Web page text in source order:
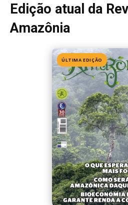
Edição atual da
Amazônia
ÚLTIMA EDIÇÃO